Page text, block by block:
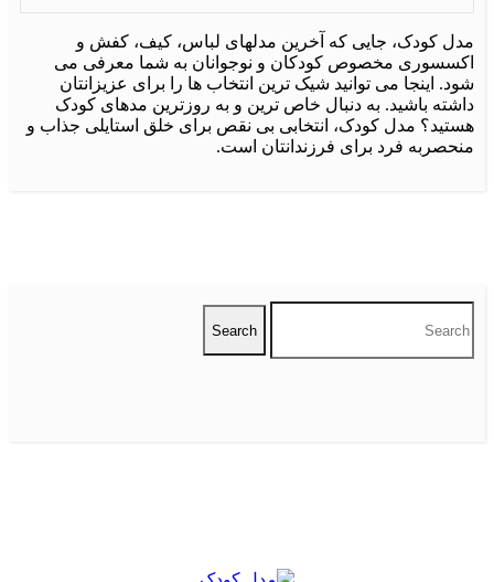
کودک، جایی که آخرین مدلهای لباس، کیف، کفش و
مخصوص کودکان و نوجوانان به شما معرفی می
اینجا می توانید شیک ترین انتخاب ها را برای عزیزانتان
باشید. به دنبال خاص ترین و به روزترین مدهای کودک
مدل کودک، انتخابی بی نقص برای خلق استایلی جذاب و
فرد برای فرزندانتان است.